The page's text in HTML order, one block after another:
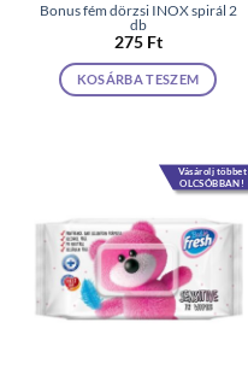
Bonus fém dörzsi INOX spirál 2
db
275 Ft
KOSÁRBA TESZEM
Vásárolj többet
OLCSÓBBAN!